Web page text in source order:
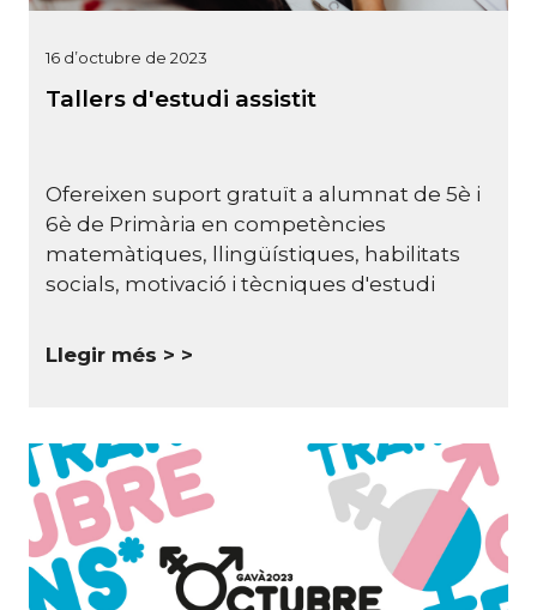
16 d’octubre de 2023
Tallers d'estudi assistit
Ofereixen suport gratuït a alumnat de 5è i
6è de Primària en competències
matemàtiques, llingüístiques, habilitats
socials, motivació i tècniques d'estudi
Llegir més >